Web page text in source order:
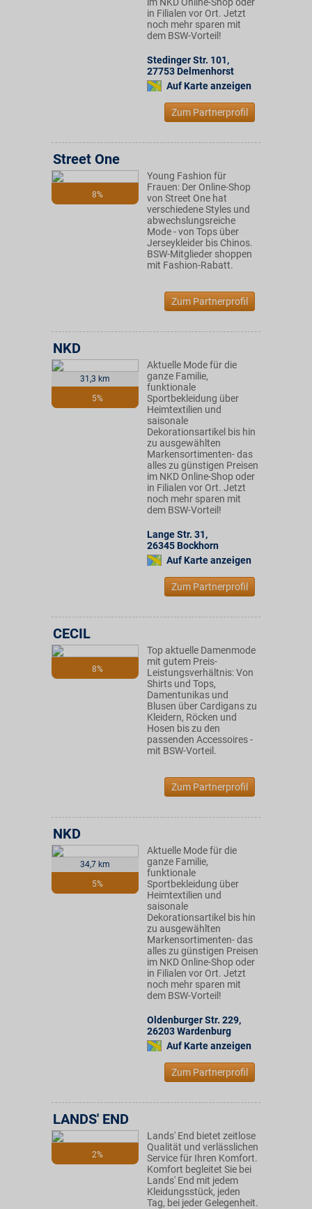
in Filialen vor Ort. Jetzt
noch mehr sparen mit
dem BSW-Vorteil!
Stedinger Str. 101,
27753 Delmenhorst
Auf Karte anzeigen
Zum Partnerprofil
8%
Street One
Young Fashion für
Frauen: Der Online-Shop
von Street One hat
verschiedene Styles und
abwechslungsreiche
Mode - von Tops über
Jerseykleider bis Chinos.
BSW-Mitglieder shoppen
mit Fashion-Rabatt.
Zum Partnerprofil
31,3 km
5%
NKD
Aktuelle Mode für die
ganze Familie,
funktionale
Sportbekleidung über
Heimtextilien und
saisonale
Dekorationsartikel bis hin
zu ausgewählten
Markensortimenten- das
alles zu günstigen Preisen
im NKD Online-Shop oder
in Filialen vor Ort. Jetzt
noch mehr sparen mit
dem BSW-Vorteil!
Lange Str. 31,
26345 Bockhorn
Auf Karte anzeigen
Zum Partnerprofil
8%
CECIL
Top aktuelle Damenmode
mit gutem Preis-
Leistungsverhältnis: Von
Shirts und Tops,
Damentunikas und
Blusen über Cardigans zu
Kleidern, Röcken und
Hosen bis zu den
passenden Accessoires -
mit BSW-Vorteil.
Zum Partnerprofil
34,7 km
5%
NKD
Aktuelle Mode für die
ganze Familie,
funktionale
Sportbekleidung über
Heimtextilien und
saisonale
Dekorationsartikel bis hin
zu ausgewählten
Markensortimenten- das
alles zu günstigen Preisen
im NKD Online-Shop oder
in Filialen vor Ort. Jetzt
noch mehr sparen mit
dem BSW-Vorteil!
Oldenburger Str. 229,
26203Wardenburg
Auf Karte anzeigen
Zum Partnerprofil
2%
LANDS' END
Lands' End bietet zeitlose
Qualität und verlässlichen
Service für Ihren Komfort.
Komfort begleitet Sie bei
Lands' End mit jedem
Kleidungsstück, jeden
Tag, bei jeder Gelegenheit.